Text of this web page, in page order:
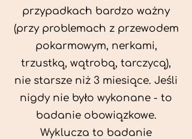
przypadkach bardzo ważny
(przy problemach z przewodem
pokarmowym, nerkami,
trzustką, wątrobą, tarczycą),
nie starsze niż 3 miesiące. Jeśli
nigdy nie było wykonane - to
badanie obowiązkowe.
Wyklucza to badanie